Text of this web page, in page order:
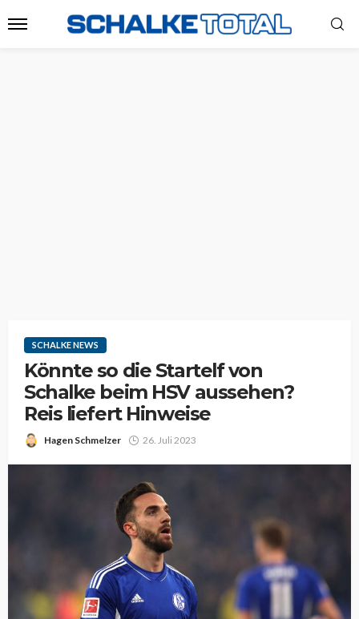
SCHALKE NEWS
Könnte so die Startelf von
Schalke beim HSV aussehen?
Reis liefert Hinweise
Hagen Schmelzer 26. Juli 2023